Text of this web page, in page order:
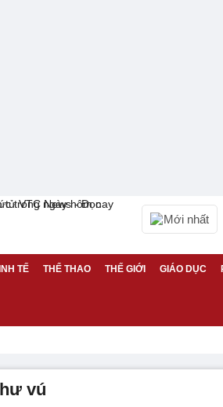
Mới nhất
TẾ THỂ THAO THẾ GIỚI GIÁO DỤC
vú